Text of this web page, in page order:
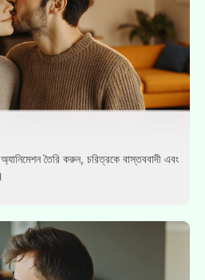
তৈরি করুন, চরিত্রকে বাস্তববাদী এবং